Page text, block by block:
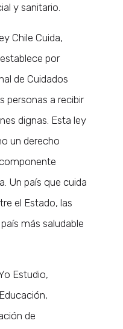
y sanitario.
Chile Cuida,
por
de Cuidados
personas a recibir
dignas. Esta ley
un derecho
Un país que cuida
el Estado, las
más saludable
Estudio,
de